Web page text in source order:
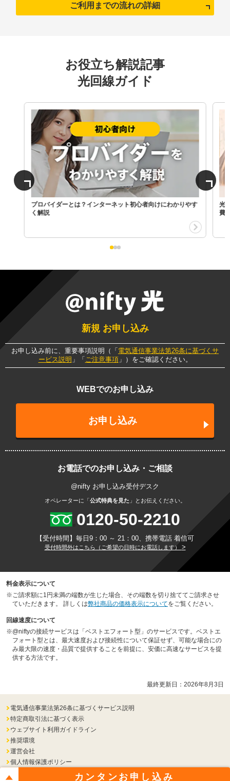
ご利用までの流れの詳細
お役立ち解説記事
光回線ガイド
プロバイダーとは？インターネット初心者向けにわかりやす
く解説
光
費
新規 お申し込み
お申し込み前に、重要事項説明（「 電気通信事業法第26条に基づくサ
ービス説明 」「 ご注意事項」）をご確認ください。
WEBでのお申し込み
お申し込み
お電話でのお申し込み・ご相談
@nifty お申し込み受付デスク
オペレーターに「 公式特典を見た 」とお伝えください。
0120-50-2210
【受付時間】毎日9：00 ～ 21：00、携帯電話 着信可
受付時間外はこちら（ご希望の日時にお電話します） >
料金表示について
※ご請求額に1円未満の端数が生じた場合、その端数を切り捨ててご請求させ
ていただきます。 詳しくは弊社商品の価格表示についてをご覧ください。
回線速度について
※@niftyの接続サービスは「ベストエフォート型」のサービスです。ベストエ
フォート型とは、最大速度および接続性について保証せず、可能な場合にの
み最大限の速度・品質で提供することを前提に、安価に高速なサービスを提
供する方法です。
最終更新日： 2026年8月3日
カンタン お申し込み
電気通信事業法第26条に基づくサービス説明
特定商取引法に基づく表示
ウェブサイト利用ガイドライン
推奨環境
運営会社
個人情報保護ポリシー